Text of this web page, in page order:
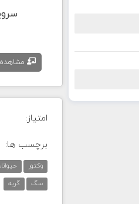
مشاهده
امتیاز:
برچسب ها:
وکتور
سگ
گربه